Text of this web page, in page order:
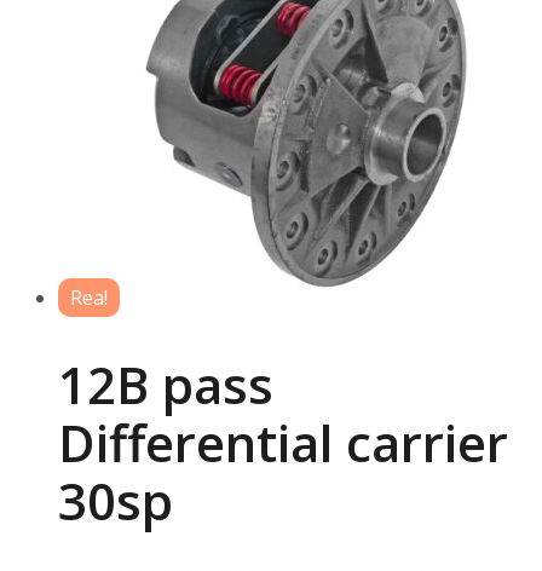
Rea!
12B pass
Differential carrier
30sp